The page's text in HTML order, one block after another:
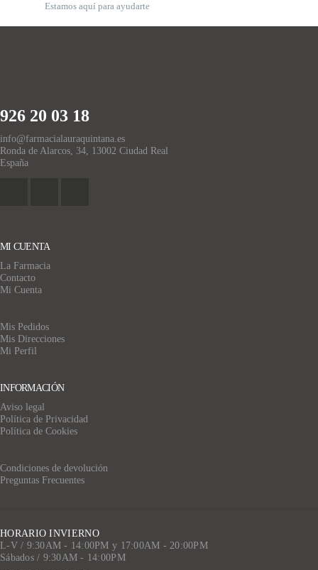
Estamos aquí para ayudarte
926 20 03 18
info@farmacialauraquintana.es
Ronda de Alarcos, 34, 13002 Ciudad Real
España
MI CUENTA
La Farmacia
Contacto
Mi Cuenta
Mis Pedidos
Mis Direcciones
Mi Perfil
INFORMACIÓN
Aviso legal
Política de Privacidad
Política de Cookies
Condiciones de devolución
Preguntas Frecuentes
HORARIO INVIERNO
L-V / 9:30AM - 14:00PM y 17:00AM - 20:00PM
Sábados / 9:30AM - 14:00PM